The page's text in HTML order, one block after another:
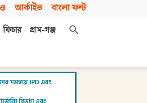
আর্কাইভ বাংলা ফন্ট
ফিচার
গ্রাম-গঞ্জ